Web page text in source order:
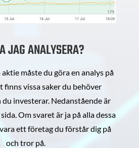
JAG ANALYSERA?
måste du göra en analys på
finns vissa saker du behöver
investerar. Nedanstående är
Om svaret är ja på alla dessa
ett företag du förstår dig på
och tror på.